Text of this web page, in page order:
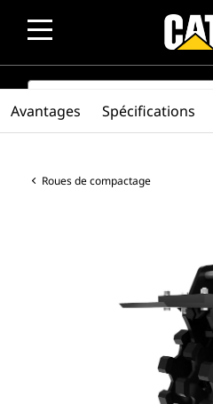
SEARCH
Roues de compactage
Avantages Spécifications